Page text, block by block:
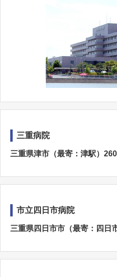
三重病院
三重県津市（最寄：津駅）
市立四日市病院
三重県四日市市（最寄：四日